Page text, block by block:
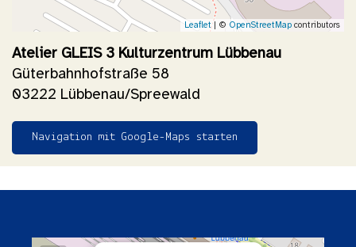
Leaflet| © OpenStreetMap contributors
Atelier GLEIS 3 Kulturzentrum Lübbenau
Güterbahnhofstraße 58
03222 Lübbenau/Spreewald
Navigation mit Google-Maps starten